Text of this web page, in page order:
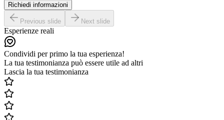
Richiedi informazioni
Previous slide Next slide
Esperienze reali
Condividi per primo la tua esperienza!
La tua testimonianza può essere utile ad altri
Lascia la tua testimonianza